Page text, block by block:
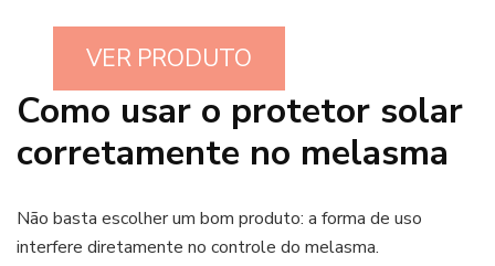
VER PRODUTO
Como usar o protetor solar
corretamente no melasma
Não basta escolher um bom produto: a forma de uso
interfere diretamente no controle do melasma.